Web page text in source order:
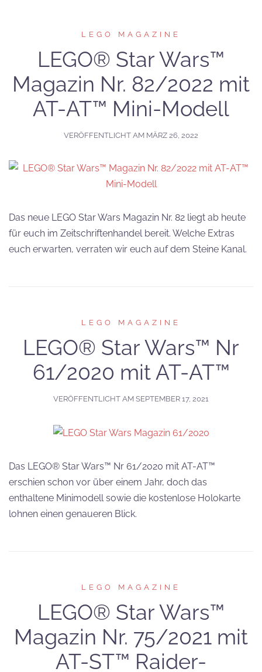
LEGO MAGAZINE
LEGO® Star Wars™
Magazin Nr. 82/2022 mit
AT-AT™ Mini-Modell
VERÖFFENTLICHT AM MÄRZ 26, 2022
Das neue LEGO Star Wars Magazin Nr. 82 liegt ab heute
für euch im Zeitschriftenhandel bereit. Welche Extras
euch erwarten, verraten wir euch auf dem Steine Kanal.
LEGO MAGAZINE
LEGO® Star Wars™ Nr
61/2020 mit AT-AT™
VERÖFFENTLICHT AM SEPTEMBER 17, 2021
Das LEGO® Star Wars™ Nr 61/2020 mit AT-AT™
erschien schon vor über einem Jahr, doch das
enthaltene Minimodell sowie die kostenlose Holokarte
lohnen einen genaueren Blick.
LEGO MAGAZINE
LEGO® Star Wars™
Magazin Nr. 75/2021 mit
AT-ST™ Raider-